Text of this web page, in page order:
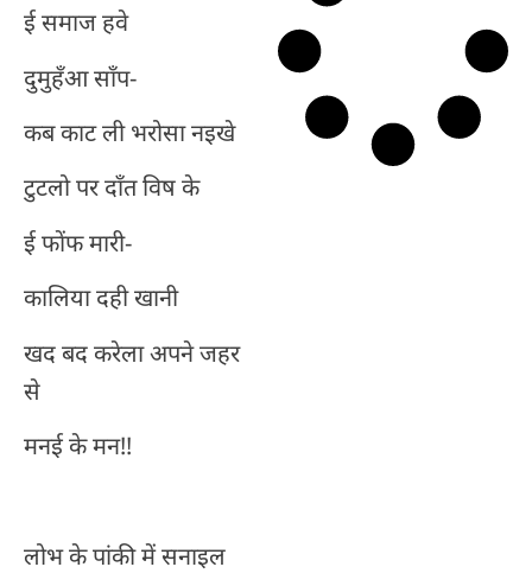
ई समाज हवे
दुमुहँआ साँप-
कब काट ली भरोसा नइखे
टुटलो पर दाँत विष के
ई फोंफ मारी-
कालिया दही खानी
खद बद करेला अपने जहर
से
मनई के मन!!
लोभ के पांकी में सनाइल